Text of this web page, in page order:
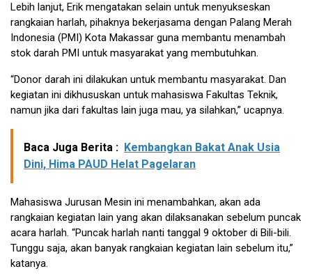
Lebih lanjut, Erik mengatakan selain untuk menyukseskan
rangkaian harlah, pihaknya bekerjasama dengan Palang Merah
Indonesia (PMI) Kota Makassar guna membantu menambah
stok darah PMI untuk masyarakat yang membutuhkan.
“Donor darah ini dilakukan untuk membantu masyarakat. Dan
kegiatan ini dikhususkan untuk mahasiswa Fakultas Teknik,
namun jika dari fakultas lain juga mau, ya silahkan,” ucapnya.
Baca Juga Berita : Kembangkan Bakat Anak Usia
Dini, Hima PAUD Helat Pagelaran
Mahasiswa Jurusan Mesin ini menambahkan, akan ada
rangkaian kegiatan lain yang akan dilaksanakan sebelum puncak
acara harlah. “Puncak harlah nanti tanggal 9 oktober di Bili-bili.
Tunggu saja, akan banyak rangkaian kegiatan lain sebelum itu,”
katanya.